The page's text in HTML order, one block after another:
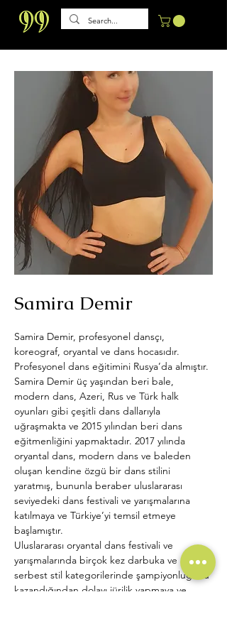
Samira Demir
Samira Demir, profesyonel dansçı,
koreograf, oryantal ve dans hocasıdır.
Profesyonel dans eğitimini Rusya’da almıştır.
Samira Demir üç yaşından beri bale,
modern dans, Azeri, Rus ve Türk halk
oyunları gibi çeşitli dans dallarıyla
uğraşmakta ve 2015 yılından beri dans
eğitmenliğini yapmaktadır. 2017 yılında
oryantal dans, modern dans ve baleden
oluşan kendine özgü bir dans stilini
yaratmış, bununla beraber uluslararası
seviyedeki dans festivali ve yarışmalarına
katılmaya ve Türkiye’yi temsil etmeye
başlamıştır.
Uluslararası oryantal dans festivali ve
yarışmalarında birçok kez darbuka ve
serbest stil kategorilerinde şampiyonluğunu
kazandığından dolayı jürilik yapmaya ve